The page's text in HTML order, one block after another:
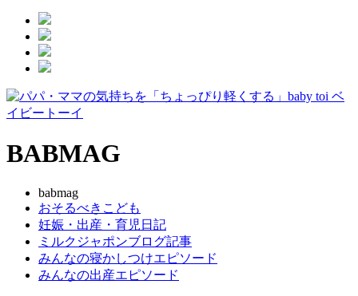
BABMAG
babmag
おそるべきこども
妊娠・出産・育児日記
ミルクジャポンブログ記事
みんなの寝かしつけエピソード
みんなの出産エピソード